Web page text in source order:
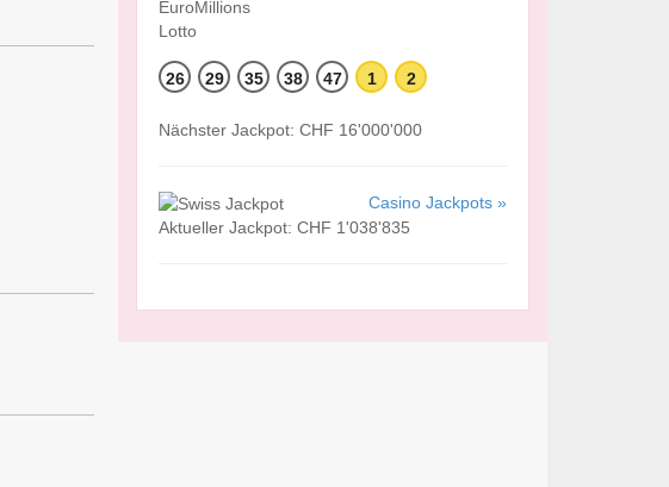
26 29 35 38 47 1 2
Nächster Jackpot: CHF 16'000'000
Casino Jackpots »
Aktueller Jackpot: CHF 1'038'835